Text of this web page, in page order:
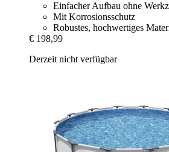
Einfacher Aufbau ohne
Mit Korrosionsschutz
Robustes, hochwertiges
€ 198,99
Derzeit nicht verfügbar